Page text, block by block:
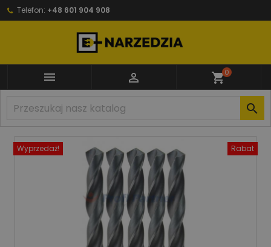
Telefon: +48 601 904 908
  shopping_cart0

Wyprzedaż! Rabat